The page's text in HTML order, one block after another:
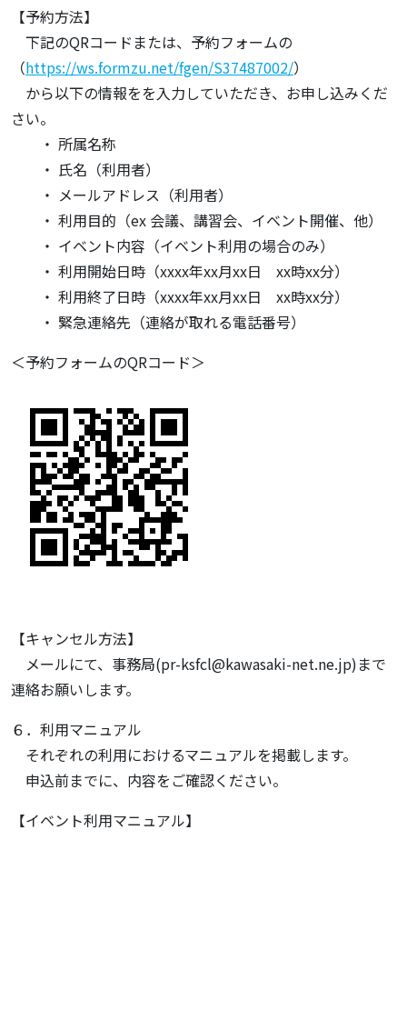
【予約方法】
下記のQRコードまたは、予約フォームの
（https://ws.formzu.net/fgen/S37487002/）
から以下の情報をを入力していただき、お申し込みくだ
さい。
・ 所属名称
・ 氏名（利用者）
・ メールアドレス（利用者）
・ 利用目的（ex 会議、講習会、イベント開催、他）
・ イベント内容（イベント利用の場合のみ）
・ 利用開始日時（xxxx年xx月xx日 xx時xx分）
・ 利用終了日時（xxxx年xx月xx日 xx時xx分）
・ 緊急連絡先（連絡が取れる電話番号）
＜予約フォームのQRコード＞
【キャンセル方法】
メールにて、事務局(pr-ksfcl@kawasaki-net.ne.jp)まで
連絡お願いします。
６．利用マニュアル
それぞれの利用におけるマニュアルを掲載します。
申込前までに、内容をご確認ください。
【イベント利用マニュアル】